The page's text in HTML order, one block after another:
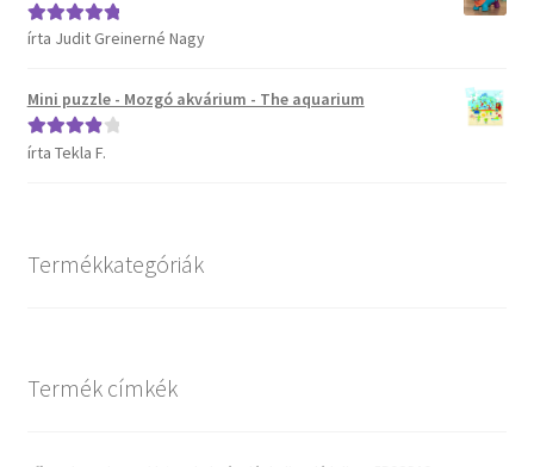
Satch táskák, tolltartók és kiegészítők
Vaganza gyermekruházat
Wonder Wheels autók
Értékelés:5/
írta Judit Greinerné Nagy
Mini puzzle - Mozgó akvárium - The aquarium
Értékelés:
írta Tekla F.
Termékkategóriák
Termék címkék